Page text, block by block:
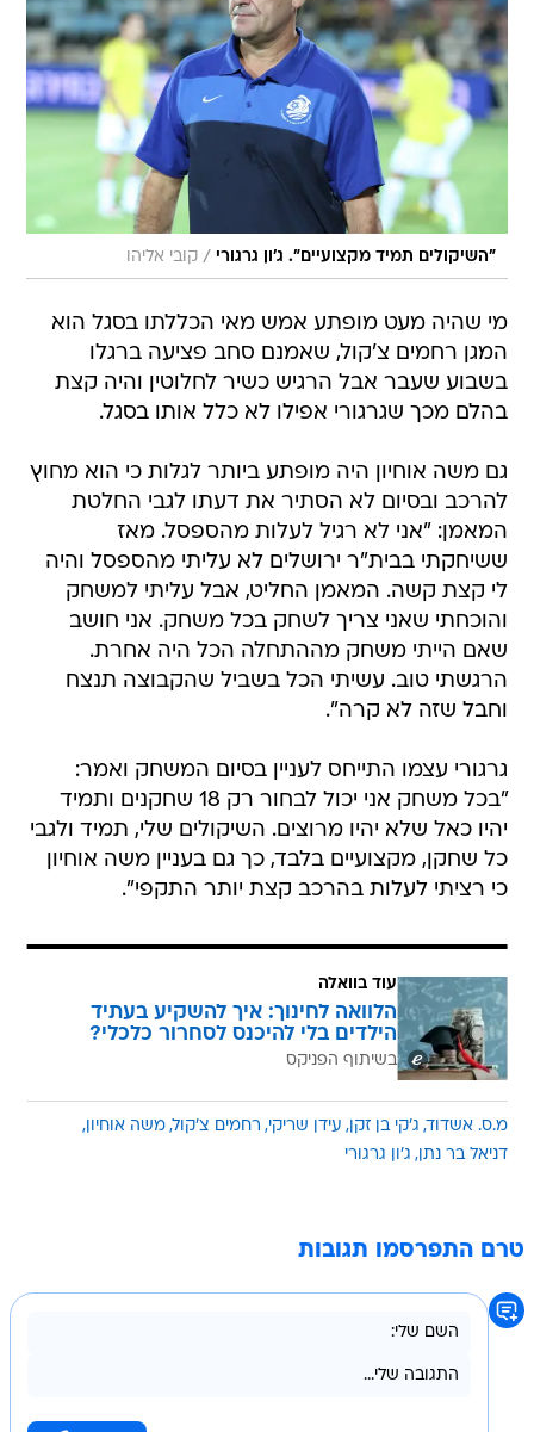
"השיקולים תמיד מקצועיים". ג'ון גרגורי / קובי אליהו
מי שהיה מעט מופתע אמש מאי הכללתו בסגל הוא
המגן רחמים צ'קול, שאמנם סחב פציעה ברגלו
בשבוע שעבר אבל הרגיש כשיר לחלוטין והיה קצת
בהלם מכך שגרגורי אפילו לא כלל אותו בסגל.
גם משה אוחיון היה מופתע ביותר לגלות כי הוא מחוץ
להרכב ובסיום לא הסתיר את דעתו לגבי החלטת
המאמן: "אני לא רגיל לעלות מהספסל. מאז
ששיחקתי בבית"ר ירושלים לא עליתי מהספסל והיה
לי קצת קשה. המאמן החליט, אבל עליתי למשחק
והוכחתי שאני צריך לשחק בכל משחק. אני חושב
שאם הייתי משחק מההתחלה הכל היה אחרת.
הרגשתי טוב. עשיתי הכל בשביל שהקבוצה תנצח
וחבל שזה לא קרה".
גרגורי עצמו התייחס לעניין בסיום המשחק ואמר:
"בכל משחק אני יכול לבחור רק 18 שחקנים ותמיד
יהיו כאל שלא יהיו מרוצים. השיקולים שלי, תמיד ולגבי
כל שחקן, מקצועיים בלבד, כך גם בעניין משה אוחיון
כי רציתי לעלות בהרכב קצת יותר התקפי".
עוד בוואלה
הלוואה לחינוך: איך להשקיע בעתיד
הילדים בלי להיכנס לסחרור כלכלי?
בשיתוף הפניקס
מ.ס. אשדוד ג'קי בן זקן עידן שריקי רחמים צ'קול משה אוחיון
דניאל בר נתן ג'ון גרגורי
טרם התפרסמו תגובות